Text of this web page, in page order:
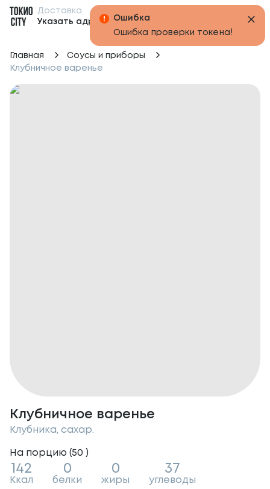
Доставка
Указать адрес
Главная
Соусы и приборы
Клубничное варенье
Клубничное варенье
Клубника, сахар.
На порцию (50 )
142
Ккал
0
белки
0
жиры
37
углеводы